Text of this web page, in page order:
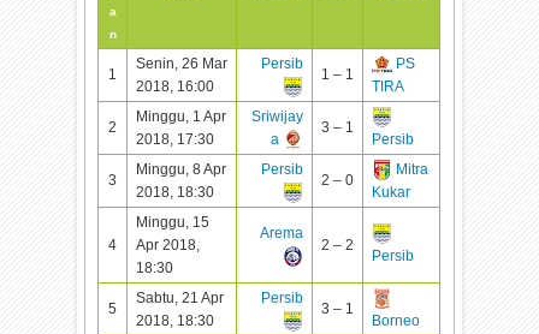
a
n
1
Senin, 26 Mar
2018, 16:00
Persib
1 – 1
PS
TIRA
2
Minggu, 1 Apr
2018, 17:30
Sriwijay
a
3 – 1
Persib
3
Minggu, 8 Apr
2018, 18:30
Persib
2 – 0
Mitra
Kukar
4
Minggu, 15
Apr 2018,
18:30
Arema
2 – 2
Persib
5
Sabtu, 21 Apr
2018, 18:30
Persib
3 – 1
Borneo